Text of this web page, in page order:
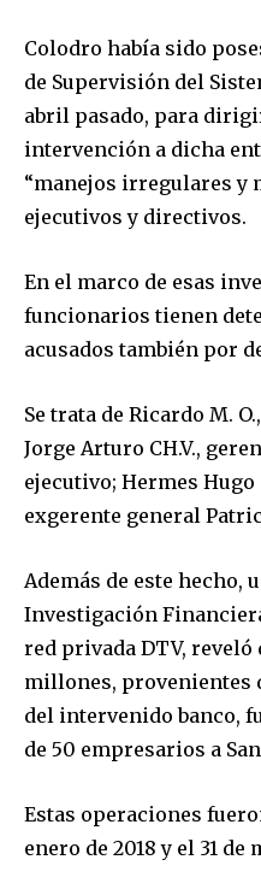
Join our
SUBSCRIBERS
To subscribe, simply enter
or click the subscribe button
your privacy and won't spam
safe with us.
Colodro había sido
de Supervisión del
abril pasado, para
intervención a dicha
“manejos irregulares y
ejecutivos y directivos.
En el marco de esas
funcionarios tienen
acusados también por
Se trata de Ricardo M.
Jorge Arturo CH.V.,
ejecutivo; Hermes Hugo
exgerente general
Además de este hecho,
Investigación
red privada DTV, reveló
millones, provenientes
del intervenido banco,
de 50 empresarios a
Estas operaciones
enero de 2018 y el 31 de